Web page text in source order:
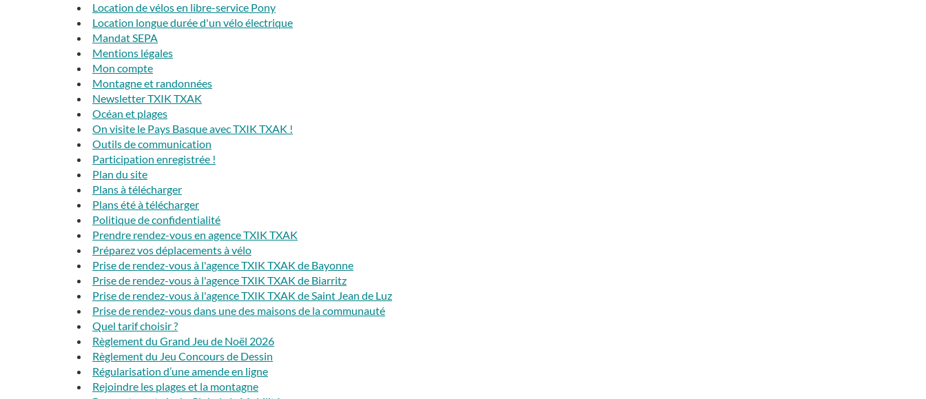
Location de vélos en libre-service Pony
Location longue durée d'un vélo électrique
Mandat SEPA
Mentions légales
Mon compte
Montagne et randonnées
Newsletter TXIK TXAK
Océan et plages
On visite le Pays Basque avec TXIK TXAK !
Outils de communication
Participation enregistrée !
Plan du site
Plans à télécharger
Plans été à télécharger
Politique de confidentialité
Prendre rendez-vous en agence TXIK TXAK
Préparez vos déplacements à vélo
Prise de rendez-vous à l'agence TXIK TXAK de Bayonne
Prise de rendez-vous à l'agence TXIK TXAK de Biarritz
Prise de rendez-vous à l'agence TXIK TXAK de Saint Jean de Luz
Prise de rendez-vous dans une des maisons de la communauté
Quel tarif choisir ?
Règlement du Grand Jeu de Noël 2026
Règlement du Jeu Concours de Dessin
Régularisation d’une amende en ligne
Rejoindre les plages et la montagne